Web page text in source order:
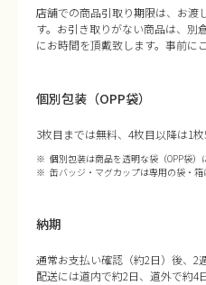
店舗での商品引取り期限は、お渡
す。お引き取りがない商品は、別
にお時間を頂戴致します。事前に
個別包装（OPP袋）
3枚目までは無料、4枚目以降は1枚
個別包装は商品を透明な袋（OPP袋）
缶バッジ・マグカップは専用の袋・箱
納期
通常お支払い確認（約2日）後、2
配送には道内で約2日、道外で約4